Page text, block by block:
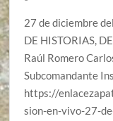
27 de diciembre
DE HISTORIAS,
Raúl Romero
Subcomandante
https://
sion-en-vivo-27-